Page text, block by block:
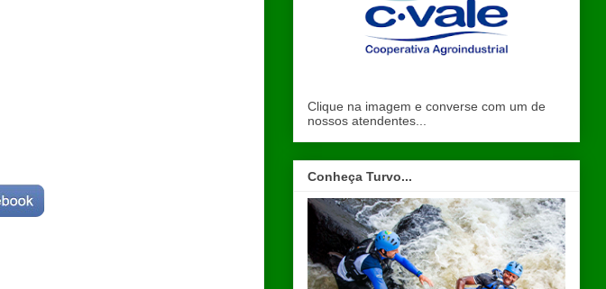
Clique na imagem e converse com um de
nossos atendentes...
Conheça Turvo...